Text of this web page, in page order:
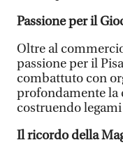
Passione per il
Oltre al
passione per il
combattuto con
profondamente la
costruendo
Il ricordo della